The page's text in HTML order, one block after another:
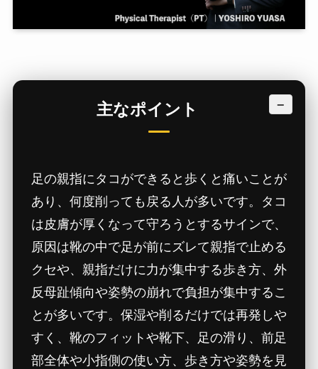
主なポイント −
足の親指にタコができると歩くと痛いことが
あり、何度削っても戻る人が多いです。タコ
は皮膚が厚くなって守ろうとするサインで、
原因は靴の中で足が前にズレて親指で止める
クセや、親指だけに力が集中する歩き方、外
反母趾傾向や姿勢の崩れで負担が集中するこ
とが多いです。保湿や削るだけでは再発しや
すく、靴のフィットや靴下、足の滑り、前足
部全体や小指側の使い方、歩き方や姿勢を見